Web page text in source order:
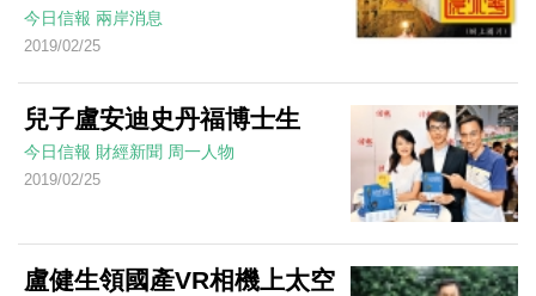
今日信報 兩岸消息
2019/02/25
兒子盧安迪史丹福博士生
今日信報 財經新聞 周一人物
2019/02/25
盧健生領國產VR相機上太空